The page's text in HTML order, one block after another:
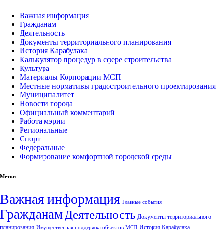
Важная информация
Гражданам
Деятельность
Документы территориального планирования
История Карабулака
Калькулятор процедур в сфере строительства
Культура
Материалы Корпорации МСП
Местные нормативы градостроительного проектирования
Муниципалитет
Новости города
Официальный комментарий
Работа мэрии
Региональные
Спорт
Федеральные
Формирование комфортной городской среды
Метки
Важная информация Главные события
Гражданам Деятельность Документы территориального
планирования Имущественная поддержка объектов МСП История Карабулака